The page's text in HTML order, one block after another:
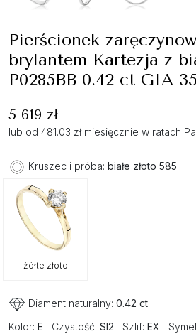
Pierścionek
brylantem Kartezja z
P0285BB 0.42 ct GIA
5 619 zł
lub od 481.03 zł miesięcznie w ratach
Kruszec i próba: białe złoto 585
żółte złoto
Diament naturalny: 0.42 ct
Kolor: E Czystość: SI2 Szlif: EX